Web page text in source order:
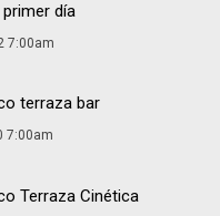
primer día
7:00am
terraza bar
7:00am
Terraza Cinética